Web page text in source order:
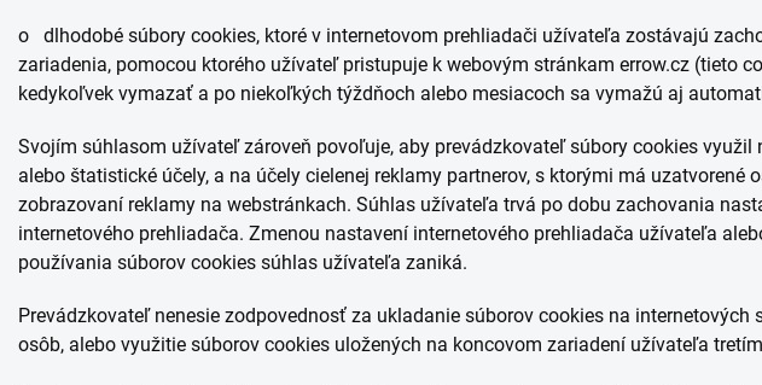
o dlhodobé súbory cookies, ktoré v internetovom prehliadači užívateľa zostávajú
zariadenia, pomocou ktorého užívateľ pristupuje k webovým stránkam errow.cz (tieto
kedykoľvek vymazať a po niekoľkých týždňoch alebo mesiacoch sa vymažú aj
Svojím súhlasom užívateľ zároveň povoľuje, aby prevádzkovateľ súbory cookies využil
alebo štatistické účely, a na účely cielenej reklamy partnerov, s ktorými má uzatvorené
zobrazovaní reklamy na webstránkach. Súhlas užívateľa trvá po dobu zachovania
internetového prehliadača. Zmenou nastavení internetového prehliadača užívateľa
používania súborov cookies súhlas užívateľa zaniká.
Prevádzkovateľ nenesie zodpovednosť za ukladanie súborov cookies na internetových
osôb, alebo využitie súborov cookies uložených na koncovom zariadení užívateľa